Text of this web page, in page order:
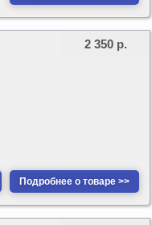
Подробнее о товаре >>
2 350 р.